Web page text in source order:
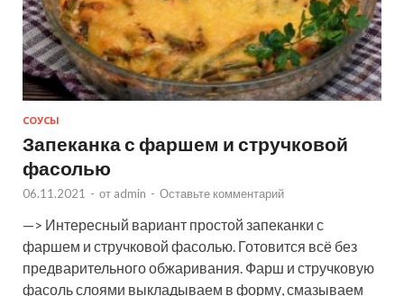
СОУСЫ
Запеканка с фаршем и стручковой
фасолью
06.11.2021 - от admin - Оставьте комментарий
—> Интересный вариант простой запеканки с
фаршем и стручковой фасолью. Готовится всё без
предварительного обжаривания. Фарш и стручковую
фасоль слоями выкладываем в форму, смазываем